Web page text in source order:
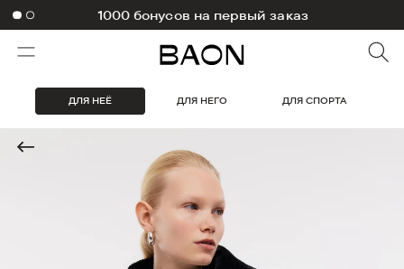
1000 бонусов на первый заказ
ДЛЯ НЕЁ ДЛЯ НЕГО ДЛЯ СПОРТА